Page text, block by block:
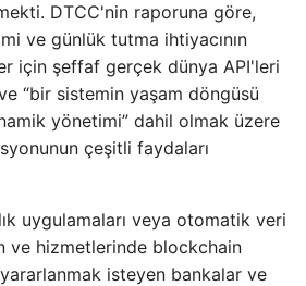
DTCC'nin raporuna göre,
ve günlük tutma ihtiyacının
için şeffaf gerçek dünya API'leri
“bir sistemin yaşam döngüsü
yönetimi” dahil olmak üzere
çeşitli faydaları
uygulamaları veya otomatik veri
ve hizmetlerinde blockchain
isteyen bankalar ve